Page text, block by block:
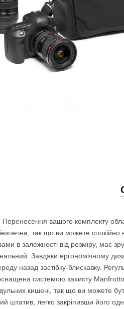
Перенесення вашого комплекту
так що ви можете
в залежності від розміру, має
Завдяки ергономічному
назад застібку-блискавку.
системою захисту
кишені, так що ви можете
штатив, легко закріпивши його